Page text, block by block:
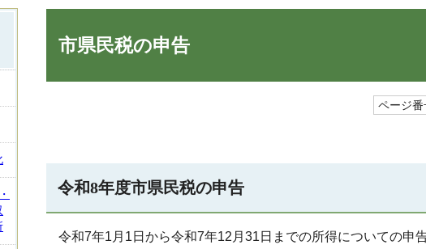
市県民税の申告
ページ
令和8年度市県民税の申告
令和7年1月1日から令和7年12月31日までの所得についての申